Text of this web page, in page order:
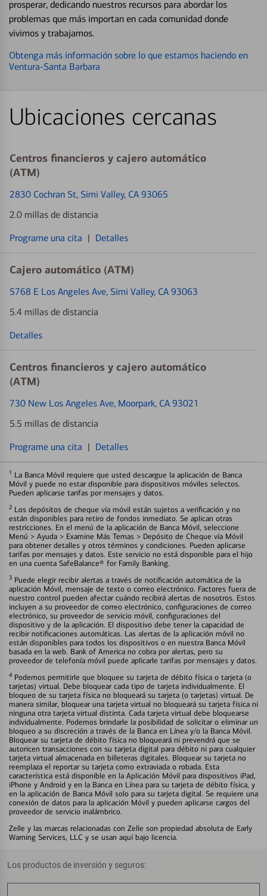
prosperar, dedicando nuestros recursos para abordar los
problemas que más importan en cada comunidad donde
vivimos y trabajamos.
Obtenga más información sobre lo que estamos haciendo en
Ventura-Santa Barbara
Ubicaciones cercanas
Centros financieros y cajero automático
(ATM)
2830 Cochran St, Simi Valley, CA 93065
2.0 millas de distancia
Programe una cita | Detalles
Cajero automático (ATM)
5768 E Los Angeles Ave, Simi Valley, CA 93063
5.4 millas de distancia
Detalles
Centros financieros y cajero automático
(ATM)
730 New Los Angeles Ave, Moorpark, CA 93021
5.5 millas de distancia
Programe una cita | Detalles
1 La Banca Móvil requiere que usted descargue la aplicación de Banca
Móvil y puede no estar disponible para dispositivos móviles selectos.
Pueden aplicarse tarifas por mensajes y datos.
2 Los depósitos de cheque vía móvil están sujetos a verificación y no
están disponibles para retiro de fondos inmediato. Se aplican otras
restricciones. En el menú de la aplicación de Banca Móvil, seleccione
Menú > Ayuda > Examine Más Temas > Depósito de Cheque vía Móvil
para obtener detalles y otros términos y condiciones. Pueden aplicarse
tarifas por mensajes y datos. Este servicio no está disponible para el hijo
en una cuenta SafeBalance® for Family Banking.
3 Puede elegir recibir alertas a través de notificación automática de la
aplicación Móvil, mensaje de texto o correo electrónico. Factores fuera de
nuestro control pueden afectar cuándo recibirá alertas de nosotros. Estos
incluyen a su proveedor de correo electrónico, configuraciones de correo
electrónico, su proveedor de servicio móvil, configuraciones del
dispositivo y de la aplicación. El dispositivo debe tener la capacidad de
recibir notificaciones automáticas. Las alertas de la aplicación móvil no
están disponibles para todos los dispositivos o en nuestra Banca Móvil
basada en la web. Bank of America no cobra por alertas, pero su
proveedor de telefonía móvil puede aplicarle tarifas por mensajes y datos.
4 Podemos permitirle que bloquee su tarjeta de débito física o tarjeta (o
tarjetas) virtual. Debe bloquear cada tipo de tarjeta individualmente. El
bloqueo de su tarjeta física no bloqueará su tarjeta (o tarjetas) virtual. De
manera similar, bloquear una tarjeta virtual no bloqueará su tarjeta física ni
ninguna otra tarjeta virtual distinta. Cada tarjeta virtual debe bloquearse
individualmente. Podemos brindarle la posibilidad de solicitar o eliminar un
bloqueo a su discreción a través de la Banca en Línea y/o la Banca Móvil.
Bloquear su tarjeta de débito física no bloqueará ni prevendrá que se
autoricen transacciones con su tarjeta digital para débito ni para cualquier
tarjeta virtual almacenada en billeteras digitales. Bloquear su tarjeta no
reemplaza el reportar su tarjeta como extraviada o robada. Esta
característica está disponible en la Aplicación Móvil para dispositivos iPad,
iPhone y Android y en la Banca en Línea para su tarjeta de débito física, y
en la aplicación de Banca Móvil solo para su tarjeta digital. Se requiere una
conexión de datos para la aplicación Móvil y pueden aplicarse cargos del
proveedor de servicio inalámbrico.
Zelle y las marcas relacionadas con Zelle son propiedad absoluta de Early
Warning Services, LLC y se usan aquí bajo licencia.
Los productos de inversión y seguros: